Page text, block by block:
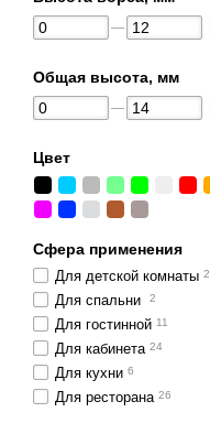
Общая высота, мм
Цвет
Сфера применения
Для детской комнаты 2
Для спальни 2
Для гостинной 11
Для кабинета 24
Для кухни 6
Для ресторана 26